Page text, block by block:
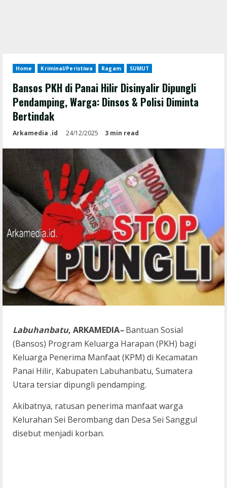
Home Kriminal/Peristiwa Ragam SUMUT
Bansos PKH di Panai Hilir Disinyalir Dipungli
Pendamping, Warga: Dinsos & Polisi Diminta
Bertindak
Arkamedia .id 24/12/2025 3 min read
Labuhanbatu, ARKAMEDIA– Bantuan Sosial
(Bansos) Program Keluarga Harapan (PKH) bagi
Keluarga Penerima Manfaat (KPM) di Kecamatan
Panai Hilir, Kabupaten Labuhanbatu, Sumatera
Utara tersiar dipungli pendamping.
Akibatnya, ratusan penerima manfaat warga
Kelurahan Sei Berombang dan Desa Sei Sanggul
disebut menjadi korban.